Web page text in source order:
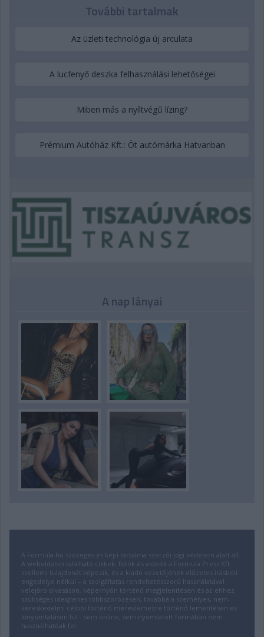
További tartalmak
Az üzleti technológia új arculata
A lucfenyő deszka felhasználási lehetőségei
Miben más a nyíltvégű lízing?
Prémium Autóház Kft.: Öt autómárka Hatvanban
A nap lányai
A Formula.hu szöveges és képi tartalma szerzői jogi védelem alatt áll.
A weboldalon található cikkek, fotók és videók a Formula Press Kft.
szellemi tulajdonát képezik, és a kiadó vezetőjének előzetes írásbeli
engedélye nélkül – a szolgáltatás rendeltetésszerű használatával
velejáró olvasáson, képernyőn történő megjelenítésen és az ehhez
szükséges ideiglenes többszörözésen, továbbá a személyes, nem-
kereskedelmi célból történő merevlemezre történő lementésen és
kinyomtatáson túl - sem online, sem nyomtatott formában nem
használhatóak fel.